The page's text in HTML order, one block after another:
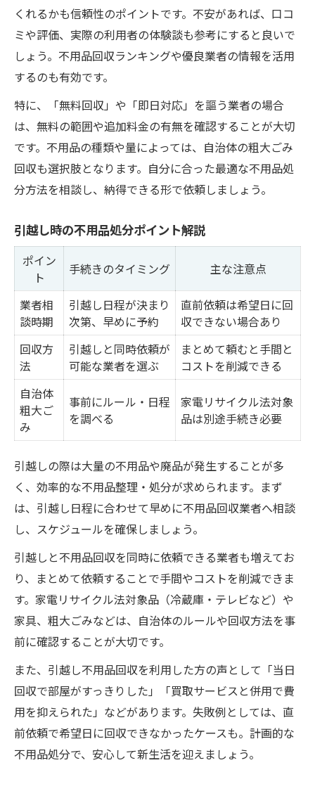
くれるかも信頼性のポイントです。不安があれば、口コ
ミや評価、実際の利用者の体験談も参考にすると良いで
しょう。不用品回収ランキングや優良業者の情報を活用
するのも有効です。
特に、「無料回収」や「即日対応」を謳う業者の場合
は、無料の範囲や追加料金の有無を確認することが大切
です。不用品の種類や量によっては、自治体の粗大ごみ
回収も選択肢となります。自分に合った最適な不用品処
分方法を相談し、納得できる形で依頼しましょう。
引越し時の不用品処分ポイント解説
ポイン
ト
手続きのタイミング 主な注意点
業者相
談時期
引越し日程が決まり
次第、早めに予約
直前依頼は希望日に回
収できない場合あり
回収方
法
引越しと同時依頼が
可能な業者を選ぶ
まとめて頼むと手間と
コストを削減できる
自治体
粗大ご
み
事前にルール・日程
を調べる
家電リサイクル法対象
品は別途手続き必要
引越しの際は大量の不用品や廃品が発生することが多
く、効率的な不用品整理・処分が求められます。まず
は、引越し日程に合わせて早めに不用品回収業者へ相談
し、スケジュールを確保しましょう。
引越しと不用品回収を同時に依頼できる業者も増えてお
り、まとめて依頼することで手間やコストを削減できま
す。家電リサイクル法対象品（冷蔵庫・テレビなど）や
家具、粗大ごみなどは、自治体のルールや回収方法を事
前に確認することが大切です。
また、引越し不用品回収を利用した方の声として「当日
回収で部屋がすっきりした」「買取サービスと併用で費
用を抑えられた」などがあります。失敗例としては、直
前依頼で希望日に回収できなかったケースも。計画的な
不用品処分で、安心して新生活を迎えましょう。